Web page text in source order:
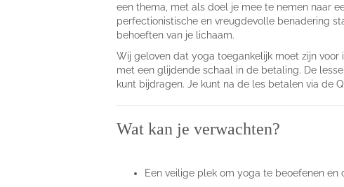
een thema, met als doel je mee te nemen naar
perfectionistische en vreugdevolle benadering
behoeften van je lichaam.
Wij geloven dat yoga toegankelijk moet zijn
met een glijdende schaal in de betaling. De
kunt bijdragen. Je kunt na de les betalen via de
Wat kan je verwachten?
Een veilige plek om yoga te beoefenen